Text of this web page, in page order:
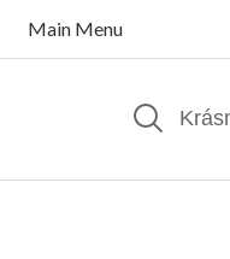
Main Menu